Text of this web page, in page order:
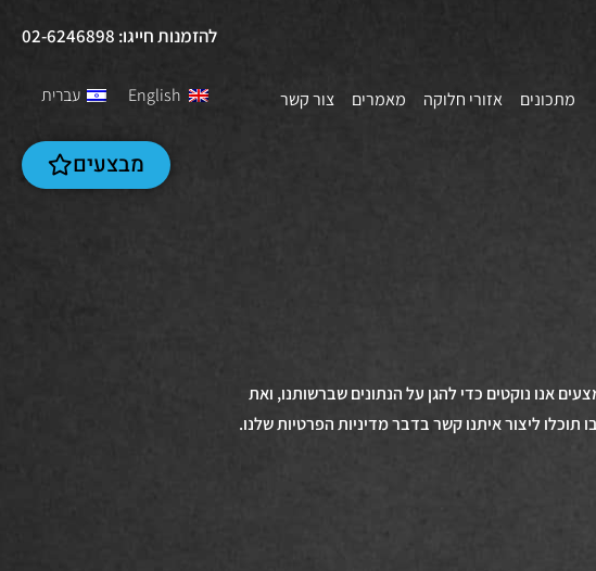
מתכונים אזורי חלוקה מאמרים צור קשר
להזמנות חייגו: 02-6246898
English עברית
מבצעים
אנו נוקטים כדי להגן על הנתונים שברשותנו, ואת
ליצור איתנו קשר בדבר מדיניות הפרטיות שלנו.